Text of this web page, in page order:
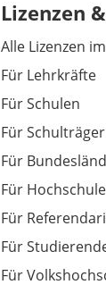
Lizenzen
Alle Lizenzen
Für Lehrkräfte
Für Schulen
Für Schulträger
Für
Für
Für
Für
Für